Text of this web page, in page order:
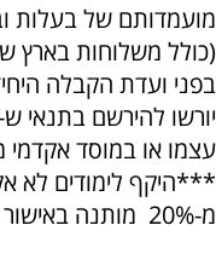
מועמדותם של בעלות
(כולל משלוחות בארץ
בפני ועדת הקבלה
עצמו או במוסד אקדמי
***היקף לימודים לא
מ-20% מותנה באישור חריג.